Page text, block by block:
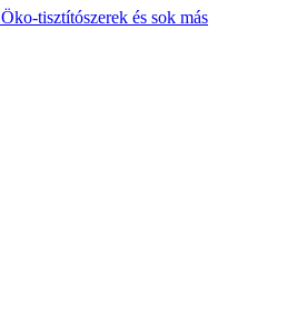
Öko-tisztítószerek és sok más